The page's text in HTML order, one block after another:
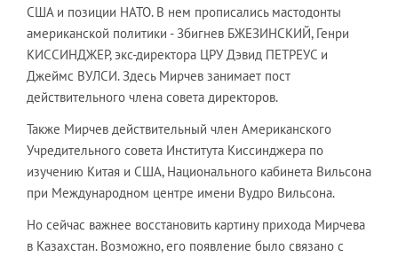
США и позиции НАТО. В нем прописались мастодонты
американской политики - Збигнев БЖЕЗИНСКИЙ, Генри
КИССИНДЖЕР, экс-директора ЦРУ Дэвид ПЕТРЕУС и
Джеймс ВУЛСИ. Здесь Мирчев занимает пост
действительного члена совета директоров.
Также Мирчев действительный член Американского
Учредительного совета Института Киссинджера по
изучению Китая и США, Национального кабинета Вильсона
при Международном центре имени Вудро Вильсона.
Но сейчас важнее восстановить картину прихода Мирчева
в Казахстан. Возможно, его появление было связано с